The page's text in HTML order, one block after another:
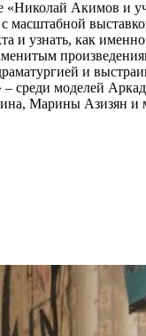
масштабной
и узнать, как
и
– среди моделей
Марины Азизян и